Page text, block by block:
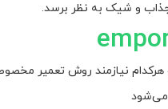
جذاب و شیک به نظر برسد.
هرکدام نیازمند روش تعمیر
می‌شود